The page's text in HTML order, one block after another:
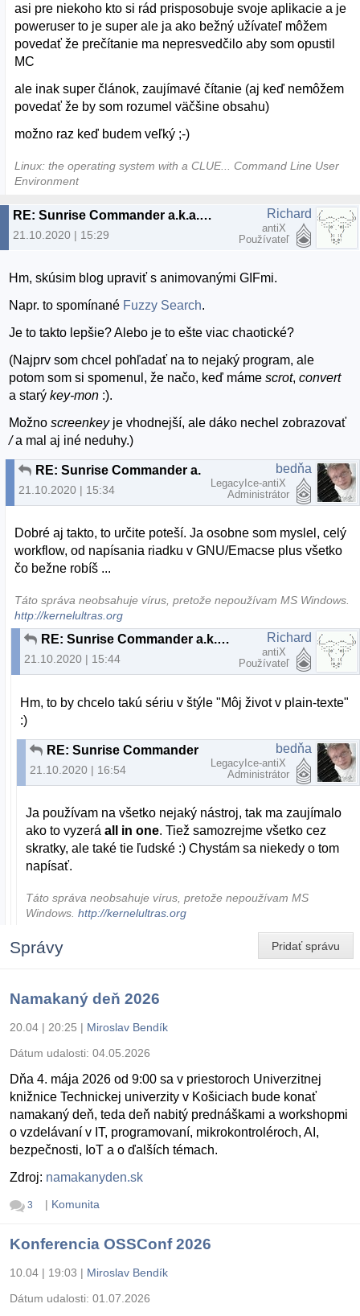
asi pre niekoho kto si rád prisposobuje svoje aplikacie a je
poweruser to je super ale ja ako bežný užívateľ môžem
povedať že prečítanie ma nepresvedčilo aby som opustil
MC
ale inak super článok, zaujímavé čítanie (aj keď nemôžem
povedať že by som rozumel väčšine obsahu)
možno raz keď budem veľký ;-)
Linux: the operating system with a CLUE... Command Line User
Environment
RE: Sunrise Commander a.k.a. Dired ortodoxne
21.10.2020 | 15:29
Richard
antiX
Používateľ
Hm, skúsim blog upraviť s animovanými GIFmi.
Napr. to spomínané Fuzzy Search.
Je to takto lepšie? Alebo je to ešte viac chaotické?
(Najprv som chcel pohľadať na to nejaký program, ale
potom som si spomenul, že načo, keď mámescrot,convert
a starýkey-mon :).
Možnoscreenkeyje vhodnejší, ale dáko nechel zobrazovať
/a mal aj iné neduhy.)
21.10.2020 | 15:34
bedňa
LegacyIce-antiX
Administrátor
Dobré aj takto, to určite poteší. Ja osobne som myslel, celý
workflow, od napísania riadku v GNU/Emacse plus všetko
čo bežne robíš ...
Táto správa neobsahuje vírus, pretože nepoužívam MS Windows.
http://kernelultras.org
RE: Sunrise Commander a.k.a. Dired ortodoxne
21.10.2020 | 15:44
Richard
antiX
Používateľ
Hm, to by chcelo takú sériu v štýle "Môj život v plain-texte"
:)
21.10.2020 | 16:54
bedňa
LegacyIce-antiX
Administrátor
Ja používam na všetko nejaký nástroj, tak ma zaujímalo
ako to vyzeráall in one. Tiež samozrejme všetko cez
skratky, ale také tie ľudské :) Chystám sa niekedy o tom
napísať.
Táto správa neobsahuje vírus, pretože nepoužívam MS
Windows.http://kernelultras.org
Pridať správu
Správy
Namakaný deň 2026
20.04 | 20:25 | Miroslav Bendík
Dátum udalosti: 04.05.2026
Dňa 4. mája 2026 od 9:00 sa v priestoroch Univerzitnej
knižnice Technickej univerzity v Košiciach bude konať
namakaný deň, teda deň nabitý prednáškami a workshopmi
o vzdelávaní v IT, programovaní, mikrokontroléroch, AI,
bezpečnosti, IoT a o ďalších témach.
Zdroj: namakanyden.sk
3 | Komunita
Konferencia OSSConf 2026
10.04 | 19:03 | Miroslav Bendík
Dátum udalosti: 01.07.2026